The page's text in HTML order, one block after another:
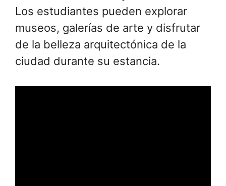
Los estudiantes pueden explorar
museos, galerías de arte y disfrutar
de la belleza arquitectónica de la
ciudad durante su estancia.